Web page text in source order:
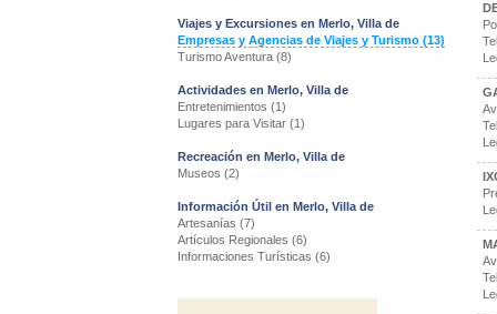
Viajes y Excursiones en Merlo, Villa de
Empresas y Agencias de Viajes y Turismo (13)
Turismo Aventura (8)
Actividades en Merlo, Villa de
Entretenimientos (1)
Lugares para Visitar (1)
Recreación en Merlo, Villa de
Museos (2)
Información Útil en Merlo, Villa de
Artesanías (7)
Artículos Regionales (6)
Informaciones Turísticas (6)